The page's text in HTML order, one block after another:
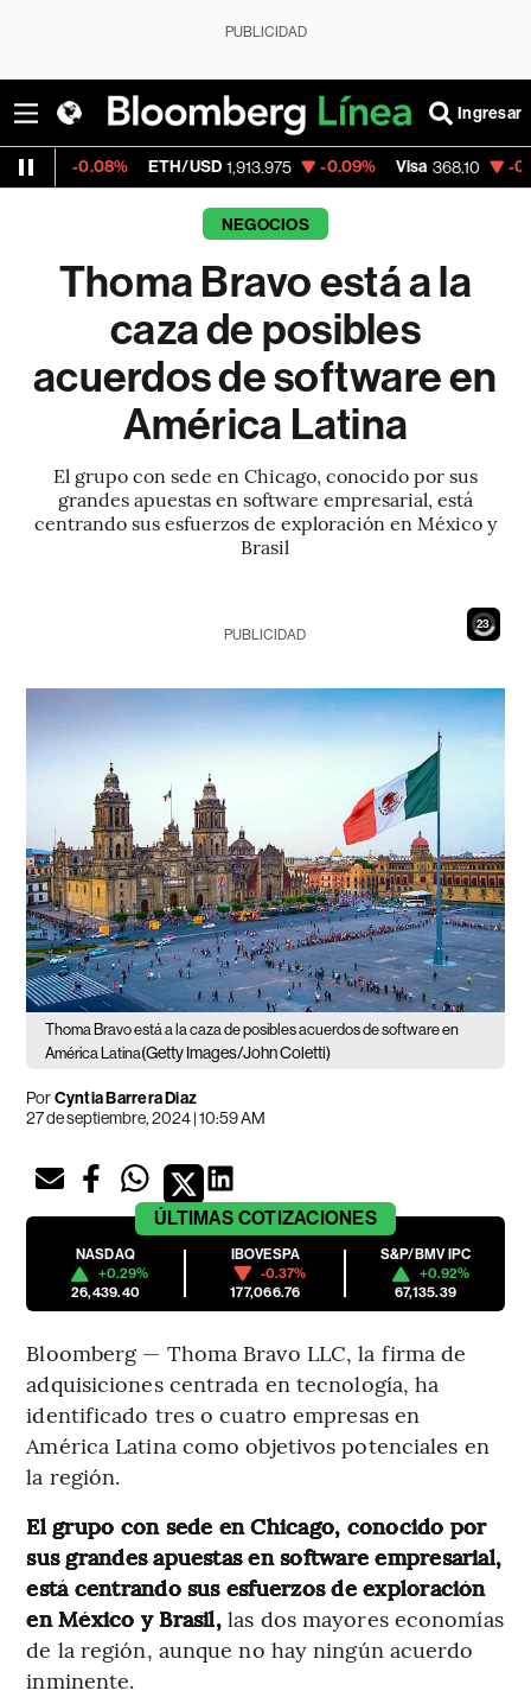
PUBLICIDAD
Ingresar
ETH/USD 1,913.975 -0.09% Visa 368.10 -0.12%
NEGOCIOS
Thoma Bravo está a la
caza de posibles
acuerdos de software en
América Latina
El grupo con sede en Chicago, conocido por sus
grandes apuestas en software empresarial, está
centrando sus esfuerzos de exploración en México y
Brasil
21
PUBLICIDAD
Thoma Bravo está a la caza de posibles acuerdos de software en
América Latina(Getty Images/John Coletti)
PorCyntia Barrera Diaz
27 de septiembre, 2024 | 10:59 AM
ÚLTIMAS COTIZACIONES
NASDAQ
+0.29%
26,439.40
IBOVESPA
-0.37%
177,066.76
S&P/BMV IPC
+0.92%
67,135.39
Bloomberg — Thoma Bravo LLC, la firma de
adquisiciones centrada en tecnología, ha
identificado tres o cuatro empresas en
América Latina como objetivos potenciales en
la región.
El grupo con sede en Chicago, conocido por
sus grandes apuestas en software empresarial,
está centrando sus esfuerzos de exploración
en México y Brasil,las dos mayores economías
de la región, aunque no hay ningún acuerdo
inminente.